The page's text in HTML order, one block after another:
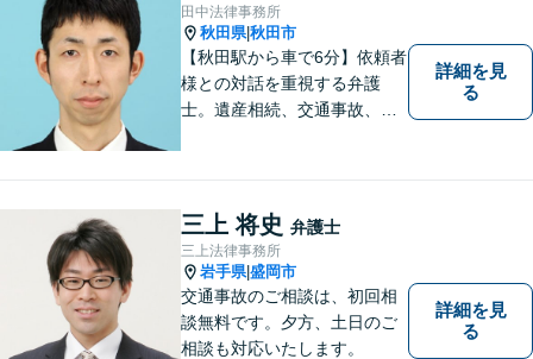
田中法律事務所
秋田県|秋田市
【秋田駅から車で6分】依頼者
様との対話を重視する弁護
士。遺産相続、交通事故、離
く取り扱っております。お困
りごとがあれば、お一人で抱
え込むことなくぜひご相談く
ださい！【駐車場あり】
詳細を見
る
三上 将史 弁護士
三上法律事務所
岩手県|盛岡市
交通事故のご相談は、初回相
談無料です。夕方、土日のご
相談も対応いたします。
詳細を見
る